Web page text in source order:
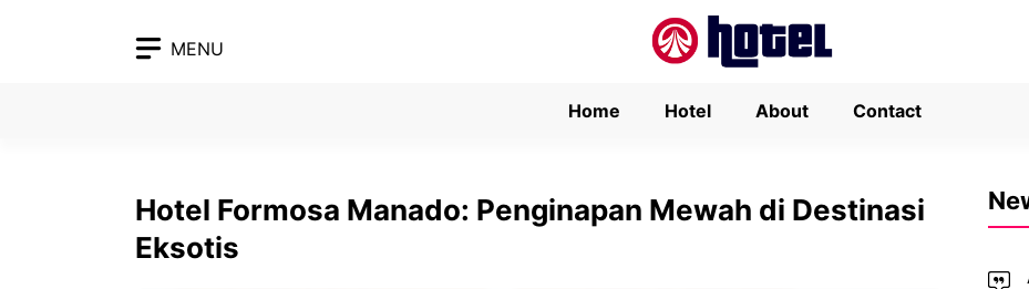
MENU
Home Hotel About Contact
Hotel Formosa Manado: Penginapan Mewah di Destinasi
Eksotis